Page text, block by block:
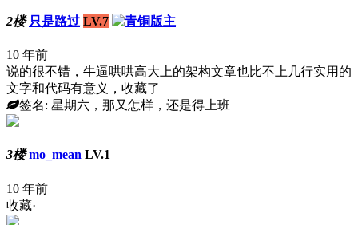
2楼 只是路过 LV.7
10 年前
说的很不错，牛逼哄哄高大上的架构文章也比不上几行实用的
文字和代码有意义，收藏了
签名: 星期六，那又怎样，还是得上班
3楼 mo_mean LV.1
10 年前
收藏·